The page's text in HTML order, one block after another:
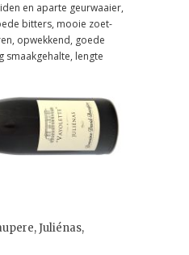
en aparte geurwaaier,
bitters, mooie zoet-
opwekkend, goede
smaakgehalte, lengte
Juliénas,